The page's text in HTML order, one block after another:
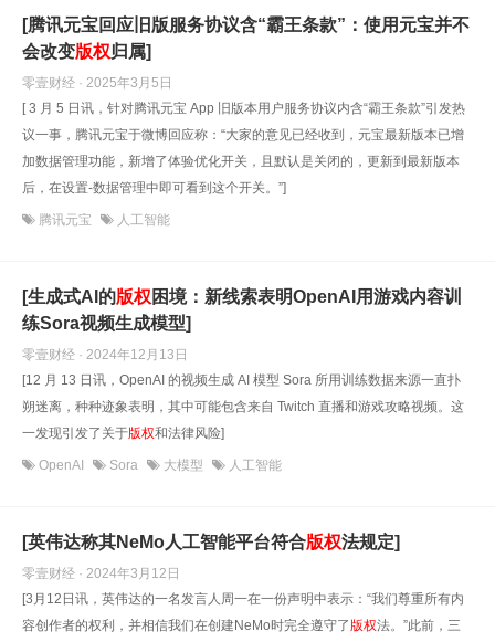
[腾讯元宝回应旧版服务协议含“霸王条款”：使用元宝并不
会改变版权归属]
零壹财经 · 2025年3月5日
[ 3 月 5 日讯，针对腾讯元宝 App 旧版本用户服务协议内含“霸王条款”引发热
议一事，腾讯元宝于微博回应称：“大家的意见已经收到，元宝最新版本已增
加数据管理功能，新增了体验优化开关，且默认是关闭的，更新到最新版本
后，在设置-数据管理中即可看到这个开关。”]
腾讯元宝 人工智能
[生成式AI的版权 困境：新线索表明OpenAI用游戏内容训
练Sora视频生成模型]
零壹财经 · 2024年12月13日
[12 月 13 日讯，OpenAI 的视频生成 AI 模型 Sora 所用训练数据来源一直扑
朔迷离，种种迹象表明，其中可能包含来自 Twitch 直播和游戏攻略视频。这
一发现引发了关于版权和法律风险]
OpenAI Sora 大模型 人工智能
[英伟达称其NeMo人工智能平台符合版权法规定]
零壹财经 · 2024年3月12日
[3月12日讯，英伟达的一名发言人周一在一份声明中表示：“我们尊重所有内
容创作者的权利，并相信我们在创建NeMo时完全遵守了版权法。”此前，三